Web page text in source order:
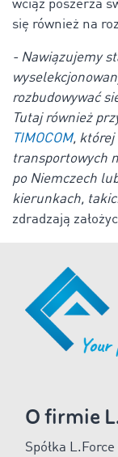
wciąż poszerza
się również na
- Nawiązujemy
rozbudowywać
Tutaj również
TIMOCOM, której
transportowych
po Niemczech
kierunkach,
zdradzają
O firmie
Spółka